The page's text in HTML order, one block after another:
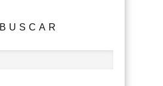
BUSCAR